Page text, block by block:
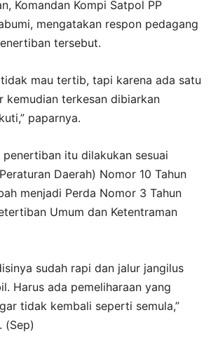
Komandan Kompi Satpol PP
mengatakan respon pedagang
tersebut.
mau tertib, tapi karena ada satu
kemudian terkesan dibiarkan
paparnya.
penertiban itu dilakukan sesuai
Daerah) Nomor 10 Tahun
menjadi Perda Nomor 3 Tahun
Umum dan Ketentraman
sudah rapi dan jalur jangilus
Harus ada pemeliharaan yang
tidak kembali seperti semula,”
(Sep)